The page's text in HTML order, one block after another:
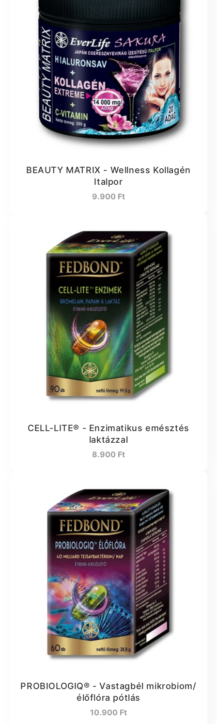
BEAUTY MATRIX - Wellness Kollagén
Italpor
Normál
9.900 Ft
CELL-LITE® - Enzimatikus emésztés
laktázzal
Normál
8.900 Ft
PROBIOLOGIQ® - Vastagbél mikrobiom/
élőflóra pótlás
Normál
10.900 Ft